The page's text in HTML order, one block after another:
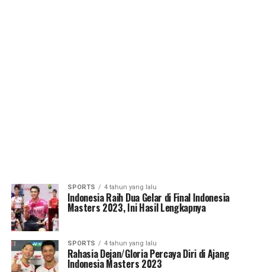
SPORTS 4 tahun yang lalu
Indonesia Raih Dua Gelar di Final Indonesia
Masters 2023, Ini Hasil Lengkapnya
SPORTS 4 tahun yang lalu
Rahasia Dejan/Gloria Percaya Diri di Ajang
Indonesia Masters 2023